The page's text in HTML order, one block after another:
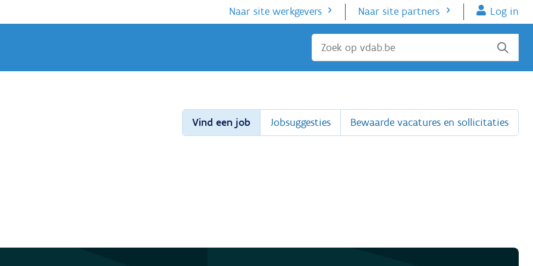
Naar site werkgevers Naar site partners Log in
Sluiten
Vind een job Jobsuggesties Bewaarde vacatures en sollicitaties